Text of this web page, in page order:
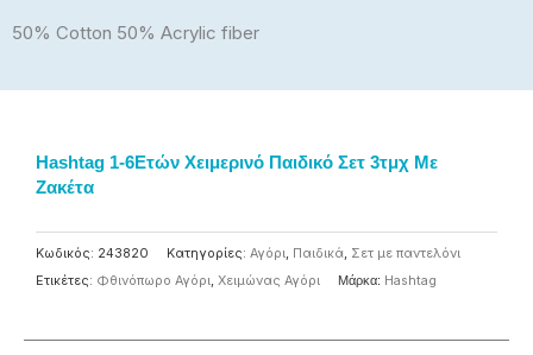
50% Cotton 50% Acrylic fiber
Hashtag 1-6Ετών Χειμερινό Παιδικό Σετ 3τμχ Με
Ζακέτα
Κωδικός: 243820 Κατηγορίες: Αγόρι, Παιδικά, Σετ με παντελόνι
Ετικέτες: Φθινόπωρο Αγόρι, Χειμώνας Αγόρι Μάρκα: Ηashtag